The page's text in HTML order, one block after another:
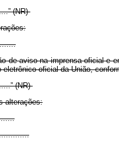
(NR)
de aviso na imprensa oficial e
oficial da União,
(NR)
alterações: